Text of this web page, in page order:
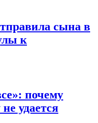
сына в
к
почему
удается